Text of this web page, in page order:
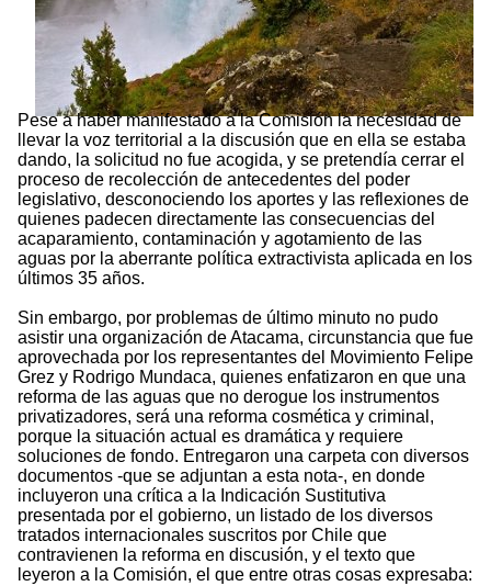
Pese a haber manifestado a la Comisión la necesidad de
llevar la voz territorial a la discusión que en ella se estaba
dando, la solicitud no fue acogida, y se pretendía cerrar el
proceso de recolección de antecedentes del poder
legislativo, desconociendo los aportes y las reflexiones de
quienes padecen directamente las consecuencias del
acaparamiento, contaminación y agotamiento de las
aguas por la aberrante política extractivista aplicada en los
últimos 35 años.
Sin embargo, por problemas de último minuto no pudo
asistir una organización de Atacama, circunstancia que fue
aprovechada por los representantes del Movimiento Felipe
Grez y Rodrigo Mundaca, quienes enfatizaron en que una
reforma de las aguas que no derogue los instrumentos
privatizadores, será una reforma cosmética y criminal,
porque la situación actual es dramática y requiere
soluciones de fondo. Entregaron una carpeta con diversos
documentos -que se adjuntan a esta nota-, en donde
incluyeron una crítica a la Indicación Sustitutiva
presentada por el gobierno, un listado de los diversos
tratados internacionales suscritos por Chile que
contravienen la reforma en discusión, y el texto que
leyeron a la Comisión, el que entre otras cosas expresaba: